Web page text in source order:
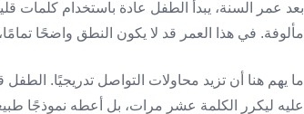
بعد عمر السنة، يبدأ الطفل عادة باستخدام كلمات
مألوفة. في هذا العمر قد لا يكون النطق واضحًا
ما يهم هنا أن تزيد محاولات التواصل تدريجيًا.
عليه ليكرر الكلمة عشر مرات، بل أعطه نموذجًا